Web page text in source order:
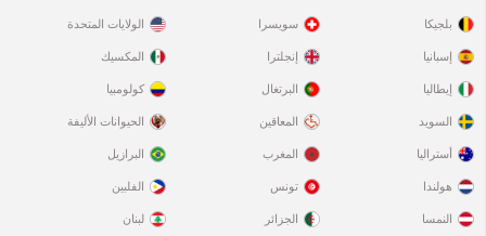
بلجيكا
إسبانيا
إيطاليا
السويد
سويسرا
إنجلترا
البرتغال
المعاقين
الولايات المتحدة
المكسيك
كولومبيا
الحيوانات الأليفة
أستراليا
هولندا
النمسا
المغرب
تونس
الجزائر
البرازيل
الفلبين
لبنان